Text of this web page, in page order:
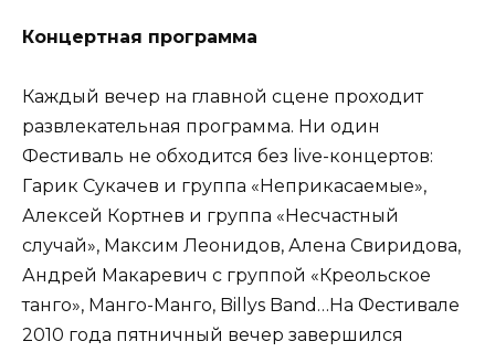
Концертная программа
Каждый вечер на главной сцене проходит
развлекательная программа. Ни один
Фестиваль не обходится без live-концертов:
Гарик Сукачев и группа «Неприкасаемые»,
Алексей Кортнев и группа «Несчастный
случай», Максим Леонидов, Алена Свиридова,
Андрей Макаревич с группой «Креольское
танго», Манго-Манго, Billys Band…На Фестивале
2010 года пятничный вечер завершился